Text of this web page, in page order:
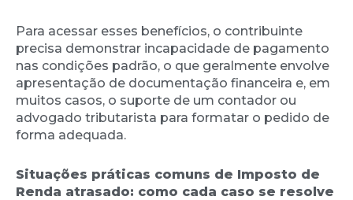
Para acessar esses benefícios, o contribuinte
precisa demonstrar incapacidade de pagamento
nas condições padrão, o que geralmente envolve
apresentação de documentação financeira e, em
muitos casos, o suporte de um contador ou
advogado tributarista para formatar o pedido de
forma adequada.
Situações práticas comuns de Imposto de
Renda atrasado: como cada caso se resolve